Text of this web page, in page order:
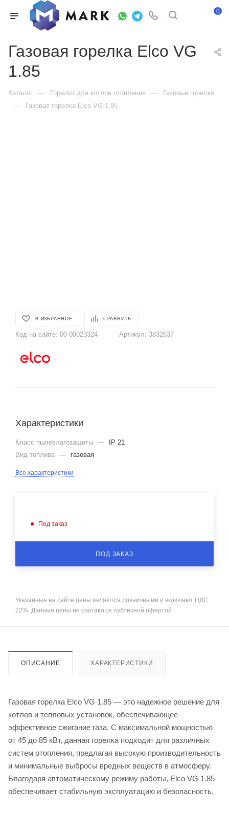
0
Газовая горелка Elco VG
1.85
Каталог — Горелки для котлов отопления — Газовые горелки
— Газовая горелка Elco VG 1.85
В ИЗБРАННОЕ СРАВНИТЬ
Код на сайте: 00-00023324 Артикул: 3832637
Характеристики
Класс пылевлагозащиты —
IP 21
Вид топлива — газовая
Все характеристики
Под заказ
ПОД ЗАКАЗ
Указанные на сайте цены являются розничными и включают НДС
22%. Данные цены не считаются публичной офертой
ОПИСАНИЕ ХАРАКТЕРИСТИКИ
Газовая горелка Elco VG 1.85 — это надежное решение для
котлов и тепловых установок, обеспечивающее
эффективное сжигание газа. С максимальной мощностью
от 45 до 85 кВт, данная горелка подходит для различных
систем отопления, предлагая высокую производительность
и минимальные выбросы вредных веществ в атмосферу.
Благодаря автоматическому режиму работы, Elco VG 1.85
обеспечивает стабильную эксплуатацию и безопасность.